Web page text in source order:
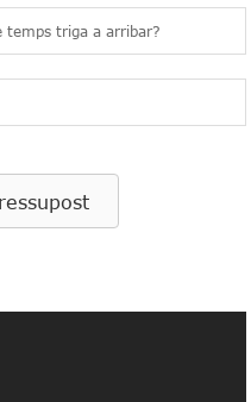
temps triga a arribar?